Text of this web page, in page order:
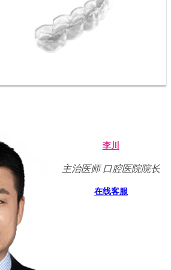
李川
主治医师 口腔医院院长
在线客服